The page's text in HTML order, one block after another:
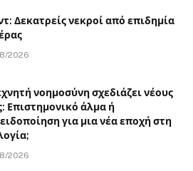
Δεκατρείς νεκροί από επιδημία
2026
νοημοσύνη σχεδιάζει νέους
Επιστημονικό άλμα ή
για μια νέα εποχή στη
2026